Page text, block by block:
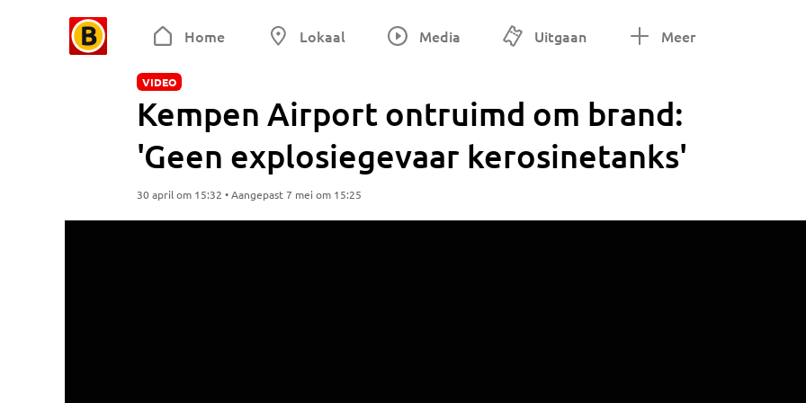
Home Lokaal Media Uitgaan Meer
VIDEO
Kempen Airport ontruimd om brand:
'Geen explosiegevaar kerosinetanks'
30 april om 15:32 • Aangepast 7 mei om 15:25